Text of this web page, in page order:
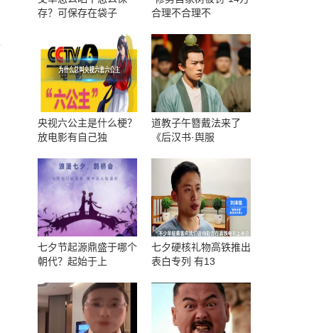
存？可保存在袋子
合理不合理不
央视六公主是什么梗？
放电影有自己独
道教子午簪戴法来了
《后汉书·舆服
七夕节起源鼎盛于哪个
朝代？起始于上
七夕硬核礼物高铁推出
表白专列 有13